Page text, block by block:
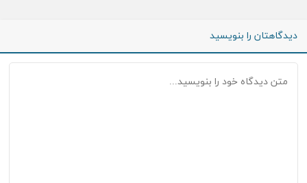
دیدگاهتان را بنویسید